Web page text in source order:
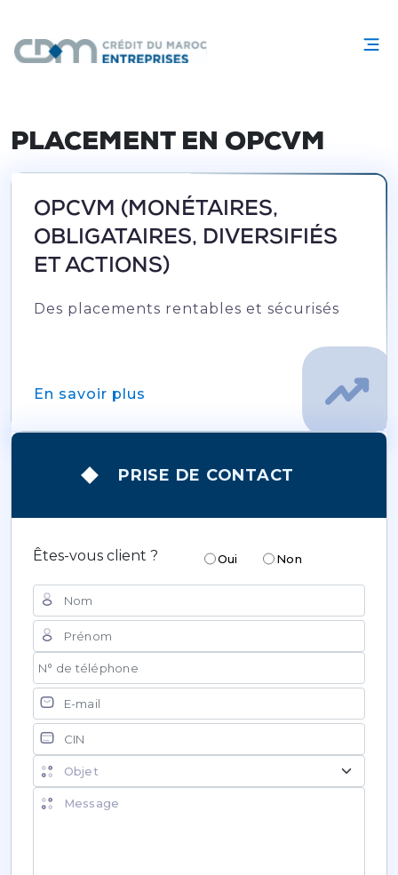
PLACEMENT EN OPCVM
OPCVM (MONÉTAIRES,
OBLIGATAIRES, DIVERSIFIÉS
ET ACTIONS)
Des placements rentables et sécurisés
En savoir plus
PRISE DE CONTACT
Êtes-vous client ? Oui Non
Nom
Prénom
Courriel
CIN
Objet de la demande